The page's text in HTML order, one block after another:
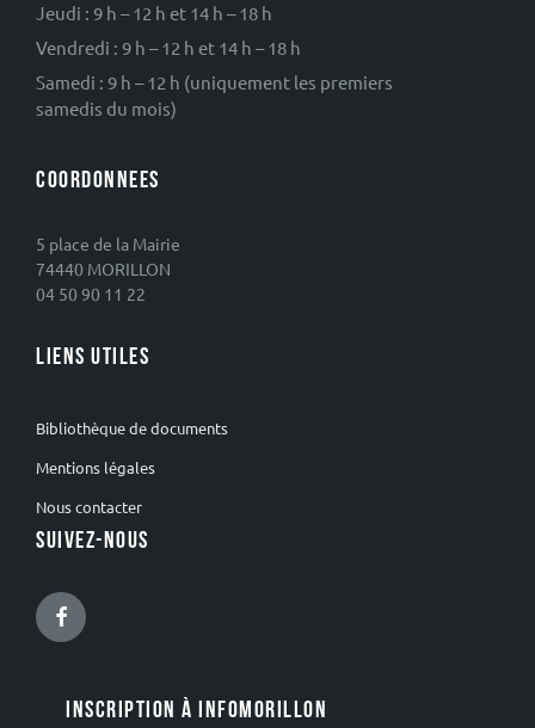
Jeudi : 9 h – 12 h et 14 h – 18 h
Vendredi : 9 h – 12 h et 14 h – 18 h
Samedi : 9 h – 12 h (uniquement les premiers
samedis du mois)
COORDONNEES
5 place de la Mairie
74440 MORILLON
04 50 90 11 22
LIENS UTILES
Bibliothèque de documents
Mentions légales
Nous contacter
SUIVEZ-NOUS
Facebook
INSCRIPTION À INFOMORILLON